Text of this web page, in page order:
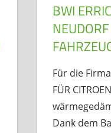
BWI
Für die Firma
FÜR
Dank dem